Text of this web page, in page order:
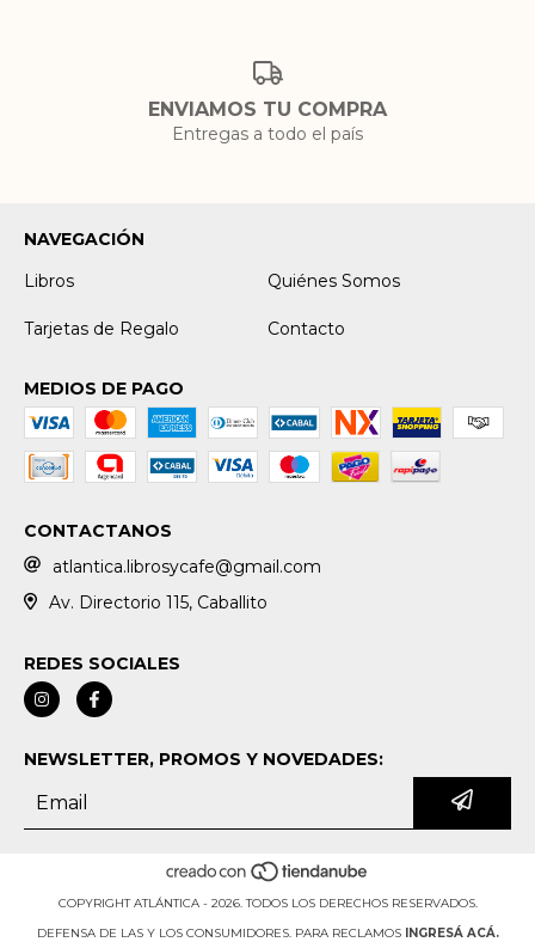
ENVIAMOS TU COMPRA
Entregas a todo el país
NAVEGACIÓN
Libros
Quiénes Somos
Tarjetas de Regalo Contacto
MEDIOS DE PAGO
CONTACTANOS
atlantica.librosycafe@gmail.com
Av. Directorio 115, Caballito
REDES SOCIALES
NEWSLETTER, PROMOS Y NOVEDADES:
COPYRIGHT ATLÁNTICA - 2026. TODOS LOS DERECHOS RESERVADOS.
DEFENSA DE LAS Y LOS CONSUMIDORES. PARA RECLAMOS INGRESÁ ACÁ.